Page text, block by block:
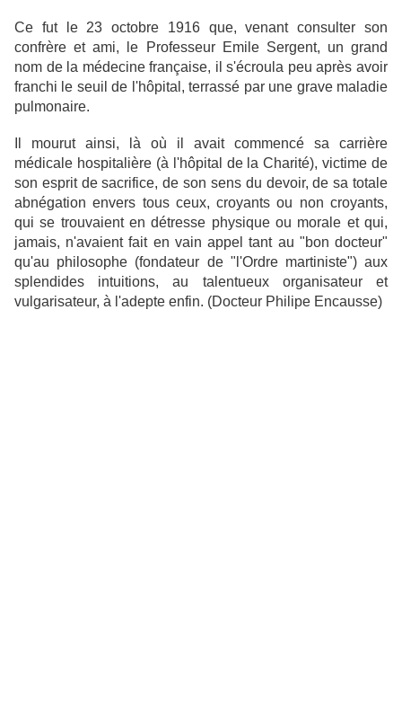
Ce fut le 23 octobre 1916 que, venant consulter son
confrère et ami, le Professeur Emile Sergent, un grand
nom de la médecine française, il s'écroula peu après avoir
franchi le seuil de l'hôpital, terrassé par une grave maladie
pulmonaire.
Il mourut ainsi, là où il avait commencé sa carrière
médicale hospitalière (à l'hôpital de la Charité), victime de
son esprit de sacrifice, de son sens du devoir, de sa totale
abnégation envers tous ceux, croyants ou non croyants,
qui se trouvaient en détresse physique ou morale et qui,
jamais, n'avaient fait en vain appel tant au "bon docteur"
qu'au philosophe (fondateur de "l'Ordre martiniste") aux
splendides intuitions, au talentueux organisateur et
vulgarisateur, à l'adepte enfin. (Docteur Philipe Encausse)